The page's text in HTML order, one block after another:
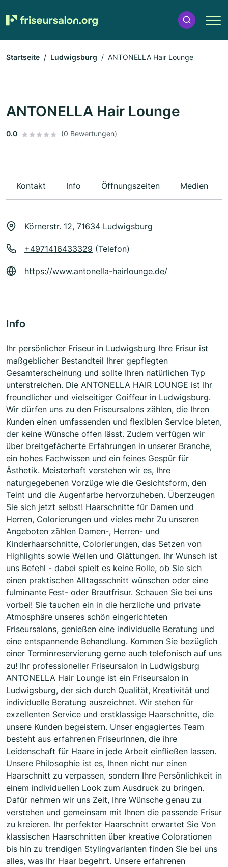
Startseite Ludwigsburg ANTONELLA Hair Lounge
ANTONELLA Hair Lounge
0.0 (0 Bewertungen)
Kontakt Info Öffnungszeiten Medien
Körnerstr. 12, 71634 Ludwigsburg
+4971416433329 (Telefon)
https://www.antonella-hairlounge.de/
Info
Ihr persönlicher Friseur in Ludwigsburg Ihre Frisur ist
maßgeblicher Bestandteil Ihrer gepflegten
Gesamterscheinung und sollte Ihren natürlichen Typ
unterstreichen. Die ANTONELLA HAIR LOUNGE ist Ihr
freundlicher und vielseitiger Coiffeur in Ludwigsburg.
Wir dürfen uns zu den Friseursalons zählen, die Ihren
Kunden einen umfassenden und flexiblen Service bieten,
der keine Wünsche offen lässt. Zudem verfügen wir
über breitgefächerte Erfahrungen in unserer Branche,
ein hohes Fachwissen und ein feines Gespür für
Ästhetik. Meisterhaft verstehen wir es, Ihre
naturgegebenen Vorzüge wie die Gesichtsform, den
Teint und die Augenfarbe hervorzuheben. Überzeugen
Sie sich jetzt selbst! Haarschnitte für Damen und
Herren, Colorierungen und vieles mehr Zu unseren
Angeboten zählen Damen-, Herren- und
Kinderhaarschnitte, Colorierungen, das Setzen von
Highlights sowie Wellen und Glättungen. Ihr Wunsch ist
uns Befehl - dabei spielt es keine Rolle, ob Sie sich
einen praktischen Alltagsschnitt wünschen oder eine
fulminante Fest- oder Brautfrisur. Schauen Sie bei uns
vorbei! Sie tauchen ein in die herzliche und private
Atmosphäre unseres schön eingerichteten
Friseursalons, genießen eine individuelle Beratung und
eine entspannende Behandlung. Kommen Sie bezüglich
einer Terminreservierung gerne auch telefonisch auf uns
zu! Ihr professioneller Friseursalon in Ludwigsburg
ANTONELLA Hair Lounge ist ein Friseursalon in
Ludwigsburg, der sich durch Qualität, Kreativität und
individuelle Beratung auszeichnet. Wir stehen für
exzellenten Service und erstklassige Haarschnitte, die
unsere Kunden begeistern. Unser engagiertes Team
besteht aus erfahrenen FriseurInnen, die ihre
Leidenschaft für Haare in jede Arbeit einfließen lassen.
Unsere Philosophie ist es, Ihnen nicht nur einen
Haarschnitt zu verpassen, sondern Ihre Persönlichkeit in
einem individuellen Look zum Ausdruck zu bringen.
Dafür nehmen wir uns Zeit, Ihre Wünsche genau zu
verstehen und gemeinsam mit Ihnen die passende Frisur
zu kreieren. Ihr perfekter Haarschnitt erwartet Sie Von
klassischen Haarschnitten über kreative Colorationen
bis hin zu trendigen Stylingvarianten finden Sie bei uns
alles, was Ihr Haar begehrt. Unsere erfahrenen